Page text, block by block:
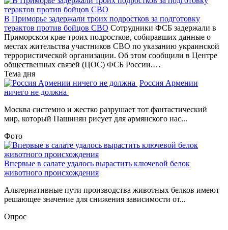
В Приморье задержали троих подростков за подготовку
терактов против бойцов СВО Сотрудники ФСБ задержали в
Приморском крае троих подростков, собиравших данные о
местах жительства участников СВО по указанию украинской
террористической организации. Об этом сообщили в Центре
общественных связей (ЦОС) ФСБ России.…
Тема дня
Россия Армении
ничего не должна
Москва системно и жестко разрушает тот фантастический
мир, который Пашинян рисует для армянского нас...
Фото
Впервые в салате удалось вырастить ключевой белок
животного происхождения
Альтернативные пути производства животных белков имеют
решающее значение для снижения зависимости от...
Опрос